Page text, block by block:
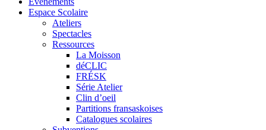
Espace Scolaire
Ateliers
Spectacles
Ressources
La Moisson
déCLIC
FRÉSK
Série Atelier
Clin d’oeil
Partitions fransaskoises
Catalogues scolaires